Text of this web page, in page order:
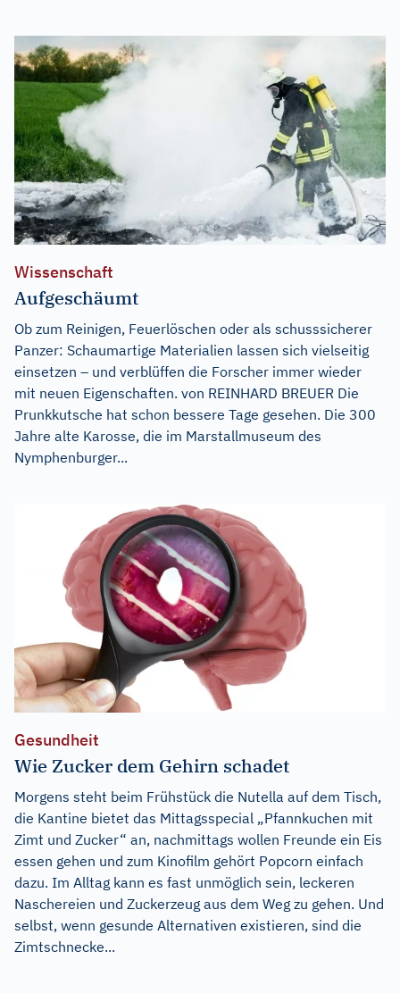
Wissenschaft
Aufgeschäumt
Ob zum Reinigen, Feuerlöschen oder als schusssicherer
Panzer: Schaumartige Materialien lassen sich vielseitig
einsetzen – und verblüffen die Forscher immer wieder
mit neuen Eigenschaften. von REINHARD BREUER Die
Prunkkutsche hat schon bessere Tage gesehen. Die 300
Jahre alte Karosse, die im Marstallmuseum des
Nymphenburger...
Gesundheit
Wie Zucker dem Gehirn schadet
Morgens steht beim Frühstück die Nutella auf dem Tisch,
die Kantine bietet das Mittagsspecial „Pfannkuchen mit
Zimt und Zucker“ an, nachmittags wollen Freunde ein Eis
essen gehen und zum Kinofilm gehört Popcorn einfach
dazu. Im Alltag kann es fast unmöglich sein, leckeren
Naschereien und Zuckerzeug aus dem Weg zu gehen. Und
selbst, wenn gesunde Alternativen existieren, sind die
Zimtschnecke...